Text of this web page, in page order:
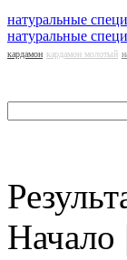
натуральные
натуральные
кардамон кардамон молотый
Начало